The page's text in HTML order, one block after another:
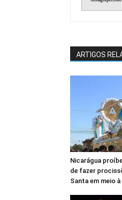
ARTIGOS
Nicarágua
de fazer
Santa em meio